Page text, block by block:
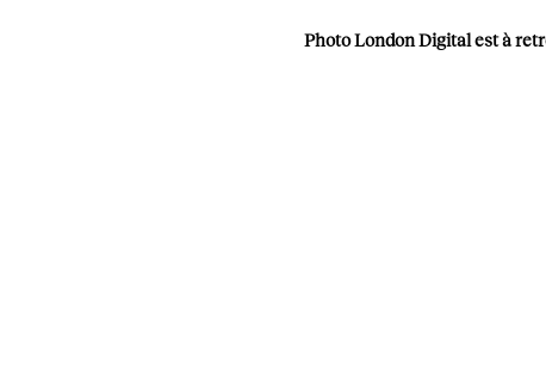
Photo London Digital est à